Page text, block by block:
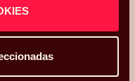
código postal es
he conocido
con nosotros?